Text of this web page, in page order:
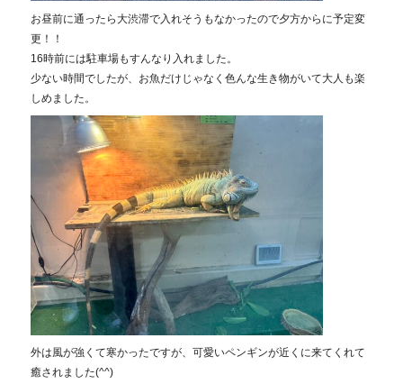
お昼前に通ったら大渋滞で入れそうもなかったので夕方からに予定変
更！！
16時前には駐車場もすんなり入れました。
少ない時間でしたが、お魚だけじゃなく色んな生き物がいて大人も楽
しめました。
外は風が強くて寒かったですが、可愛いペンギンが近くに来てくれて
癒されました(^^)